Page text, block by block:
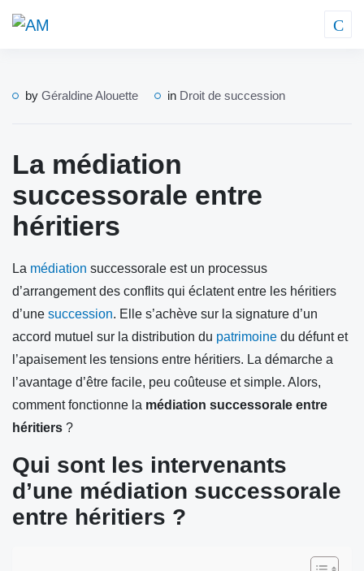
by Géraldine Alouette in Droit de succession
La médiation
successorale entre
héritiers
La médiation successorale est un processus
d’arrangement des conflits qui éclatent entre les héritiers
d’une succession. Elle s’achève sur la signature d’un
accord mutuel sur la distribution du patrimoine du défunt et
l’apaisement les tensions entre héritiers. La démarche a
l’avantage d’être facile, peu coûteuse et simple. Alors,
comment fonctionne la médiation successorale entre
héritiers ?
Qui sont les intervenants
d’une médiation successorale
entre héritiers ?